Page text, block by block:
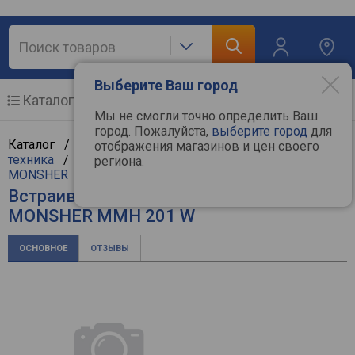
Выберите Ваш город
Мы не смогли точно определить Ваш
город. Пожалуйста, выберите город для
отображения магазинов и цен своего
региона.
Каталог
Каталог / Крупная бытовая техника/Встраиваемая
техника / Встраиваемые микроволновые печи
MONSHER
Встраиваемая микроволновая печь
MONSHER MMH 201 W
ОСНОВНОЕ ОТЗЫВЫ